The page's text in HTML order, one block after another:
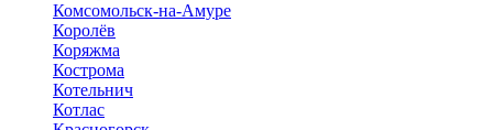
Комсомольск-на-Амуре
Королёв
Коряжма
Кострома
Котельнич
Котлас